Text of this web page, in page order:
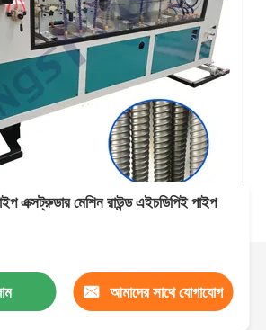
এক্সট্রুডার মেশিন রাউন্ড এইচডিপিই পাইপ
আমাদের সাথে যোগাযোগ